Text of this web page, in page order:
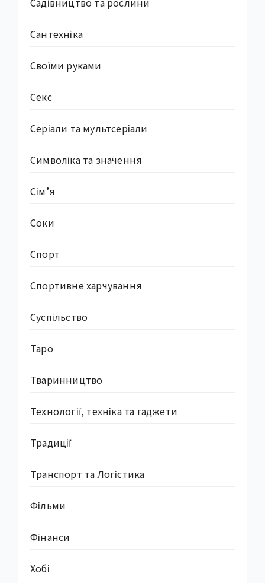
Сантехніка
Своїми руками
Секс
Серіали та мультсеріали
Символіка та значення
Сім’я
Соки
Спорт
Спортивне харчування
Суcпільство
Таро
Тваринництво
Технології, техніка та гаджети
Традиції
Транспорт та Логістика
Фільми
Фінанси
Хобі